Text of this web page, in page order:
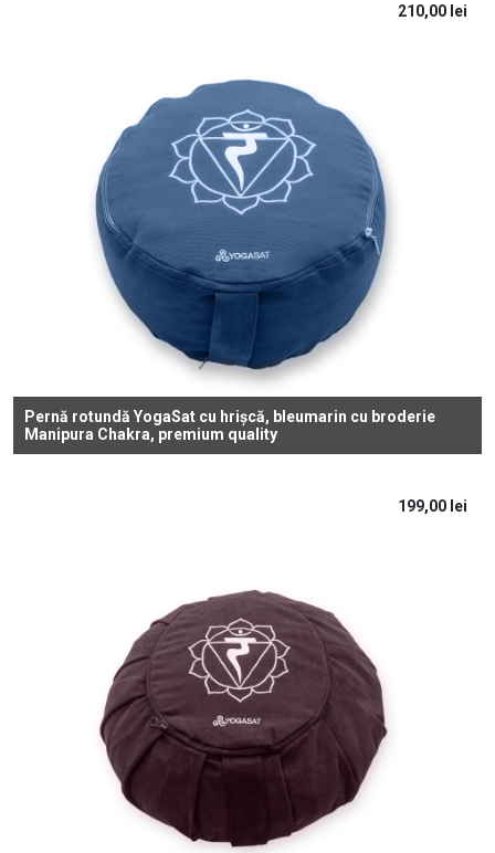
Pernă rotundă YogaSat cu hrișcă, bleumarin cu broderie
Manipura Chakra, premium quality
210,00 lei
199,00 lei